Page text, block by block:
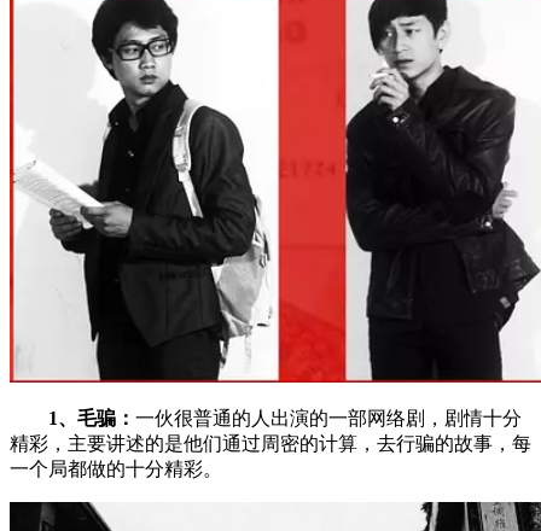
1、毛骗： 一伙很普通的人出演的一部网络剧，剧情十分
精彩，主要讲述的是他们通过周密的计算，去行骗的故事，每
一个局都做的十分精彩。